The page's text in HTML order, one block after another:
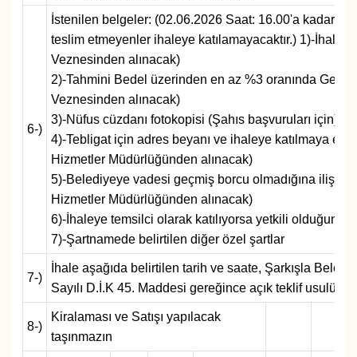
6-)
İstenilen belgeler: (02.06.2026 Saat: 16.00'a kadar
teslim etmeyenler ihaleye katılamayacaktır.) 1)-İhale
Veznesinden alınacak)
2)-Tahmini Bedel üzerinden en az %3 oranında
Veznesinden alınacak)
3)-Nüfus cüzdanı fotokopisi (Şahıs başvuruları için)
4)-Tebligat için adres beyanı ve ihaleye katılmaya
Hizmetler Müdürlüğünden alınacak)
5)-Belediyeye vadesi geçmiş borcu olmadığına
Hizmetler Müdürlüğünden alınacak)
6)-İhaleye temsilci olarak katılıyorsa yetkili olduğuna
7)-Şartnamede belirtilen diğer özel şartlar
7-)
İhale aşağıda belirtilen tarih ve saate, Şarkışla
Sayılı D.İ.K 45. Maddesi gereğince açık teklif usulü
8-)
Kiralaması ve Satışı yapılacak
taşınmazın
SPOR
TEKNOLOJİ
YAŞAM